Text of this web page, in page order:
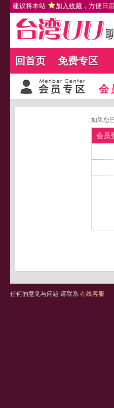
建议将本站 加入收藏 ，方便日
回首页 免费专区
会
如果您
会员
任何的意见与问题 请联系 在线客服